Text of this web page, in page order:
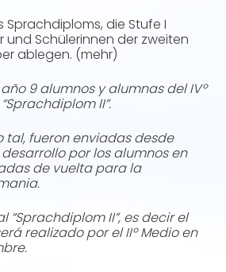
Sprachdiploms, die Stufe I
und Schülerinnen der zweiten
ablegen. (mehr)
9 alumnos y alumnas del IVº
II”.
tal, fueron enviadas desde
por los alumnos en
de vuelta para la
“Sprachdiplom II”, es decir el
realizado por el IIº Medio en